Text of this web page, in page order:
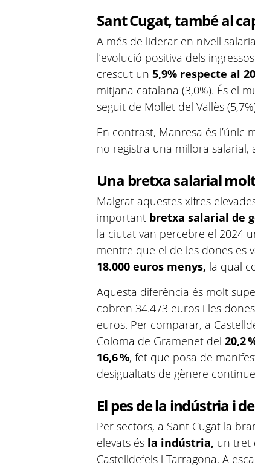
Sant Cugat, també al
A més de liderar en nivell
l’evolució positiva dels
crescut un5,9% respecte al
mitjana catalana (3,0%). És el
seguit de Mollet del Vallès
En contrast, Manresa és l’únic
no registra una millora salarial,
Una bretxa salarial
Malgrat aquestes xifres
important bretxa salarial de
la ciutat van percebre el 2024
mentre que el de les dones es
18.000 euros menys, la qual
Aquesta diferència és molt
cobren 34.473 euros i les
euros. Per comparar, a
Coloma de Gramenet del20,2
16,6 %, fet que posa de
desigualtats de gènere
El pes de la indústria i
Per sectors, a Sant Cugat la
elevats és la indústria, un tret
Castelldefels i Tarragona. A